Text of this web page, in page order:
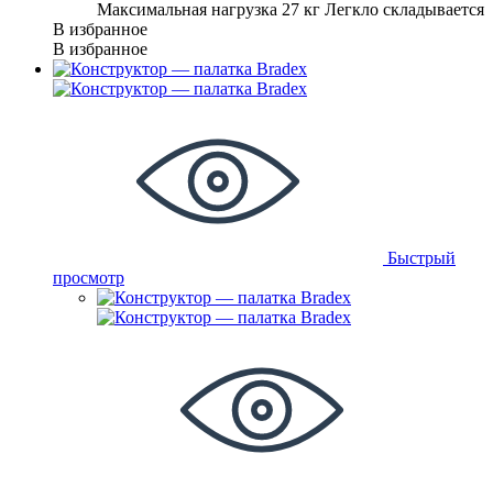
Максимальная нагрузка 27 кг Легкло складывается
В избранное
В избранное
Быстрый
просмотр